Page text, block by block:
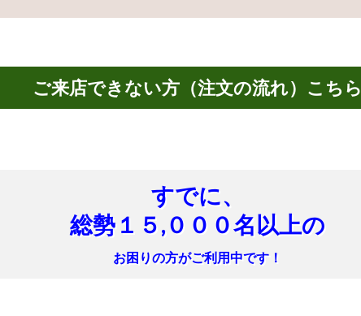
ご来店できない方（注文の流れ）こちら
すでに、
総勢１５,０００名以上の
お困りの方がご利用中です！